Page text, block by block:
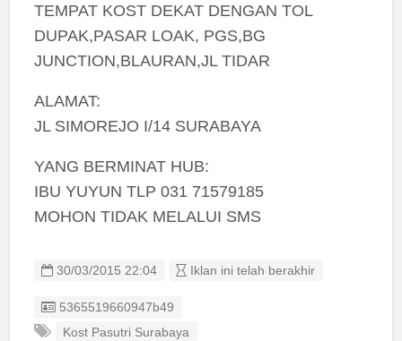
TEMPAT KOST DEKAT DENGAN TOL
DUPAK,PASAR LOAK, PGS,BG
JUNCTION,BLAURAN,JL TIDAR
ALAMAT:
JL SIMOREJO I/14 SURABAYA
YANG BERMINAT HUB:
IBU YUYUN TLP 031 71579185
MOHON TIDAK MELALUI SMS
30/03/2015 22:04 Iklan ini telah berakhir
Listing ID
5365519660947b49
Kost Pasutri Surabaya